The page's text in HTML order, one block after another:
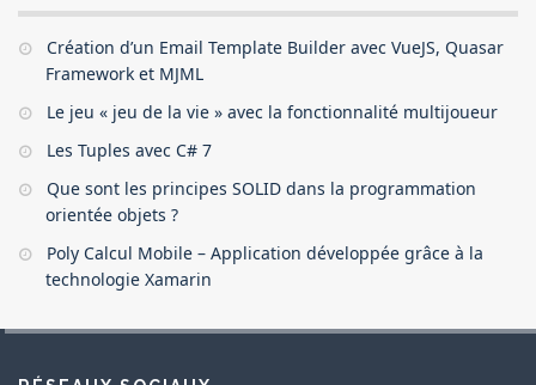
Création d’un Email Template Builder avec VueJS, Quasar
Framework et MJML
Le jeu « jeu de la vie » avec la fonctionnalité multijoueur
Les Tuples avec C# 7
Que sont les principes SOLID dans la programmation
orientée objets ?
Poly Calcul Mobile – Application développée grâce à la
technologie Xamarin